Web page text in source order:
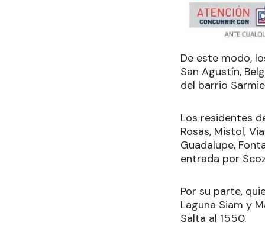
De este modo,
San Agustín,
del barrio
Los residentes
Rosas, Mistol,
Guadalupe,
entrada por
Por su parte,
Laguna Siam y
Salta al 1550.